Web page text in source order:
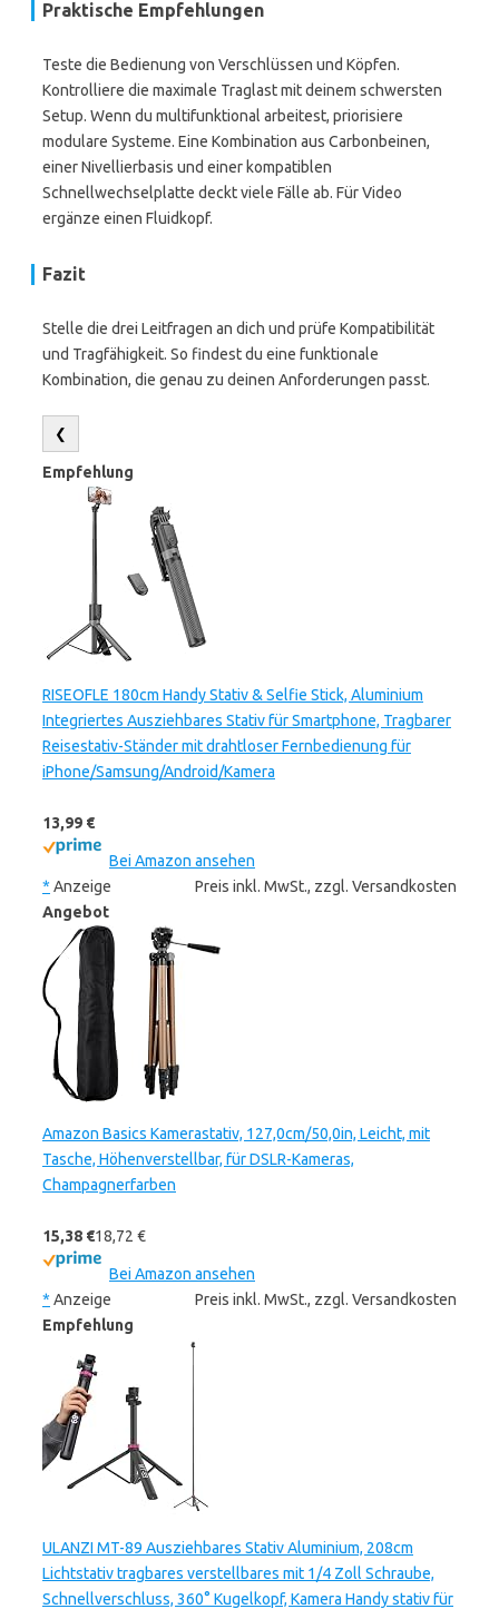
Praktische Empfehlungen
Teste die Bedienung von Verschlüssen und Köpfen.
Kontrolliere die maximale Traglast mit deinem schwersten
Setup. Wenn du multifunktional arbeitest, priorisiere
modulare Systeme. Eine Kombination aus Carbonbeinen,
einer Nivellierbasis und einer kompatiblen
Schnellwechselplatte deckt viele Fälle ab. Für Video
ergänze einen Fluidkopf.
Fazit
Stelle die drei Leitfragen an dich und prüfe Kompatibilität
und Tragfähigkeit. So findest du eine funktionale
Kombination, die genau zu deinen Anforderungen passt.
❮
Empfehlung
RISEOFLE 180cm Handy Stativ & Selfie Stick, Aluminium
Integriertes Ausziehbares Stativ für Smartphone, Tragbarer
Reisestativ-Ständer mit drahtloser Fernbedienung für
iPhone/Samsung/Android/Kamera
13,99 €
Bei Amazon ansehen
* Anzeige
Preis inkl. MwSt., zzgl. Versandkosten
Angebot
Amazon Basics Kamerastativ, 127,0cm/50,0in, Leicht, mit
Tasche, Höhenverstellbar, für DSLR-Kameras,
Champagnerfarben
15,38 €18,72 €
Bei Amazon ansehen
* Anzeige
Preis inkl. MwSt., zzgl. Versandkosten
Empfehlung
ULANZI MT-89 Ausziehbares Stativ Aluminium, 208cm
Lichtstativ tragbares verstellbares mit 1/4 Zoll Schraube,
Schnellverschluss, 360° Kugelkopf, Kamera Handy stativ für